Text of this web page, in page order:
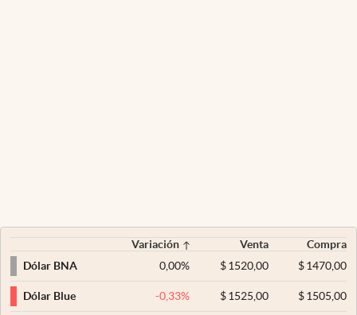
Variación Venta
Compra
Dólar BNA
0,00% $ 1520,00 $1470,00
Dólar Blue -0,33% $ 1525,00 $1505,00